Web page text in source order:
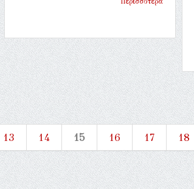
13 14 15 16 17 18